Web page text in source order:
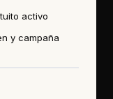
activo
y campaña